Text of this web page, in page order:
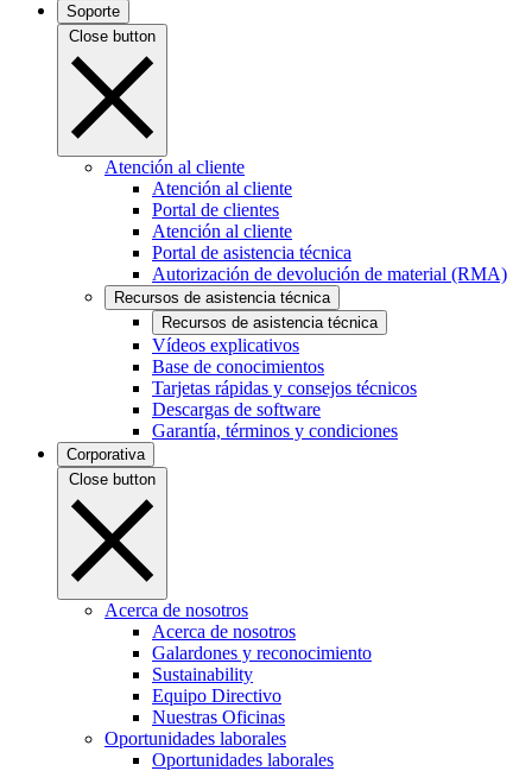
Soporte
Close button
Atención al cliente
Atención al cliente
Portal de clientes
Atención al cliente
Portal de asistencia técnica
Autorización de devolución de material (RMA)
Recursos de asistencia técnica
Recursos de asistencia técnica
Vídeos explicativos
Base de conocimientos
Tarjetas rápidas y consejos técnicos
Descargas de software
Garantía, términos y condiciones
Corporativa
Close button
Acerca de nosotros
Acerca de nosotros
Galardones y reconocimiento
Sustainability
Equipo Directivo
Nuestras Oficinas
Oportunidades laborales
Oportunidades laborales